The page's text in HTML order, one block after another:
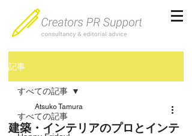
記事
すべての記事
すべての記事
建築・インテリアのプロとインテ
Atsuko Tamura